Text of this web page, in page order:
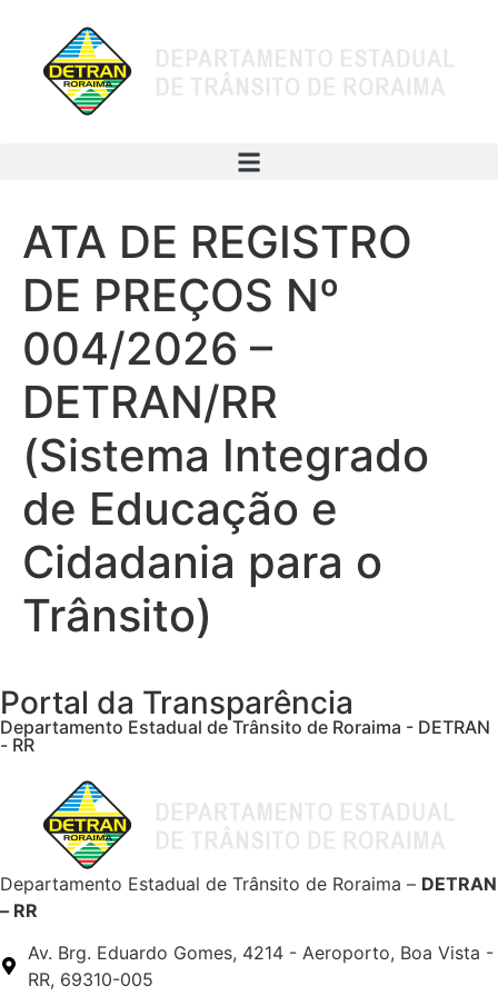
ATA DE REGISTRO
DE PREÇOS Nº
004/2026 –
DETRAN/RR
(Sistema Integrado
de Educação e
Cidadania para o
Trânsito)
Portal da Transparência
Departamento Estadual de Trânsito de Roraima - DETRAN
- RR
Departamento Estadual de Trânsito de Roraima – DETRAN
– RR
Av. Brg. Eduardo Gomes, 4214 - Aeroporto, Boa Vista -
RR, 69310-005